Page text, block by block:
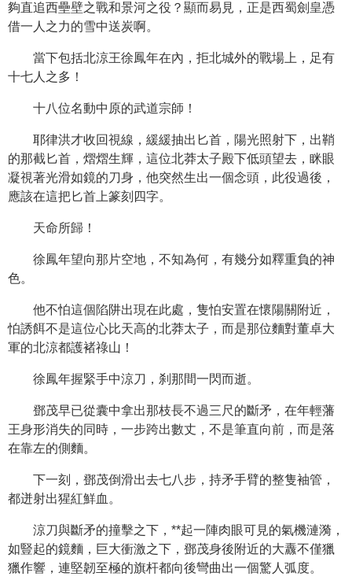
夠直追西壘壁之戰和景河之役？顯而易見，正是西蜀劍皇憑
借一人之力的雪中送炭啊。
當下包括北涼王徐鳳年在內，拒北城外的戰場上，足有
十七人之多！
十八位名動中原的武道宗師！
耶律洪才收回視線，緩緩抽出匕首，陽光照射下，出鞘
的那截匕首，熠熠生輝，這位北莽太子殿下低頭望去，眯眼
凝視著光滑如鏡的刀身，他突然生出一個念頭，此役過後，
應該在這把匕首上篆刻四字。
天命所歸！
徐鳳年望向那片空地，不知為何，有幾分如釋重負的神
色。
他不怕這個陷阱出現在此處，隻怕安置在懷陽關附近，
怕誘餌不是這位心比天高的北莽太子，而是那位麵對董卓大
軍的北涼都護褚祿山！
徐鳳年握緊手中涼刀，刹那間一閃而逝。
鄧茂早已從囊中拿出那枝長不過三尺的斷矛，在年輕藩
王身形消失的同時，一步跨出數丈，不是筆直向前，而是落
在靠左的側麵。
下一刻，鄧茂倒滑出去七八步，持矛手臂的整隻袖管，
都迸射出猩紅鮮血。
涼刀與斷矛的撞擊之下，**起一陣肉眼可見的氣機漣漪，
如豎起的鏡麵，巨大衝激之下，鄧茂身後附近的大纛不僅獵
獵作響，連堅韌至極的旗杆都向後彎曲出一個驚人弧度。